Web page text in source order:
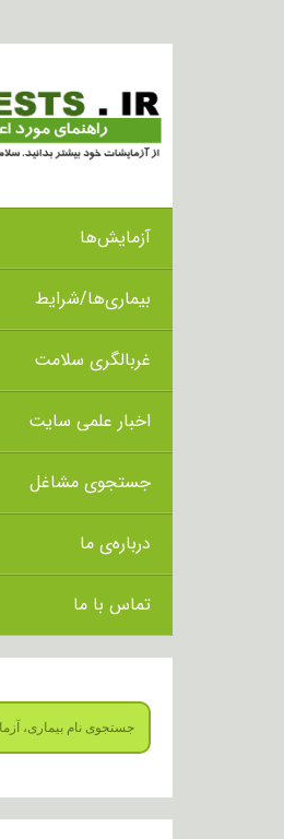
آزمایش‌ها
بیماری‌ها/شرایط
غربالگری سلامت
اخبار علمی سایت
جستجوی مشاغل
درباره‌ی ما
تماس با ما